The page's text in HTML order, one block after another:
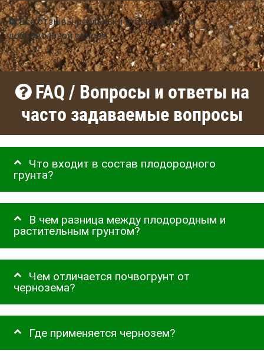
Все отзывы реальны и публикуются на
добровольной основе
FAQ / Вопросы и ответы на
часто задаваемые вопросы
Что входит в состав плодородного
грунта?
В чем разница между плодородным и
растительным грунтом?
Чем отличается почвогрунт от
чернозема?
Где применяется чернозем?